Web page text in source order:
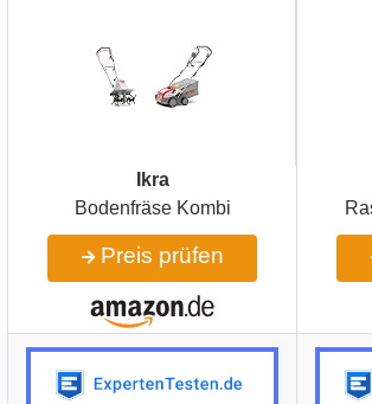
Ikra
Bodenfräse Kombi
Preis prüfen